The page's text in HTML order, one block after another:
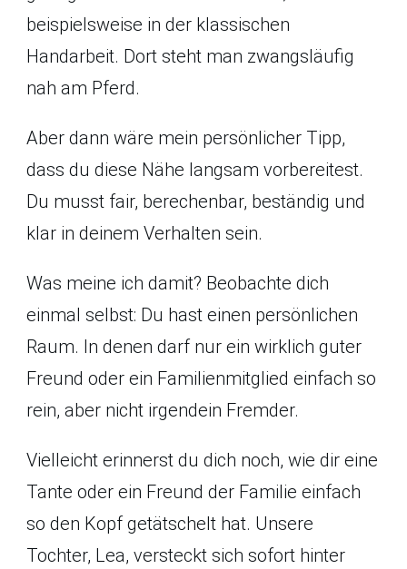
beispielsweise in der klassischen
Handarbeit. Dort steht man zwangsläufig
nah am Pferd.
Aber dann wäre mein persönlicher Tipp,
dass du diese Nähe langsam vorbereitest.
Du musst fair, berechenbar, beständig und
klar in deinem Verhalten sein.
Was meine ich damit? Beobachte dich
einmal selbst: Du hast einen persönlichen
Raum. In denen darf nur ein wirklich guter
Freund oder ein Familienmitglied einfach so
rein, aber nicht irgendein Fremder.
Vielleicht erinnerst du dich noch, wie dir eine
Tante oder ein Freund der Familie einfach
so den Kopf getätschelt hat. Unsere
Tochter, Lea, versteckt sich sofort hinter